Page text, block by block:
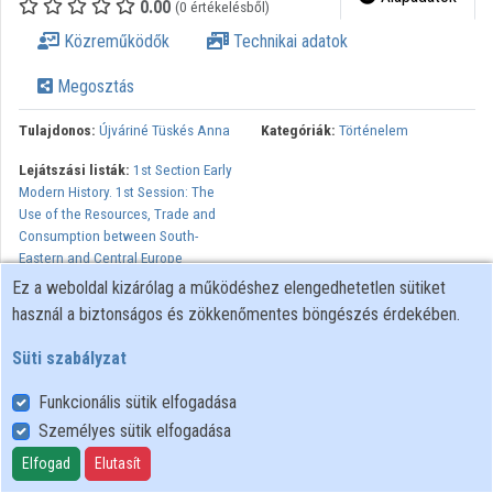
Közreműködők
0.00 (0 értékelésből)
Közreműködők Technikai adatok
Megosztás
Tulajdonos: Újváriné Tüskés Anna Kategóriák: Történelem
Lejátszási listák: 1st Section Early
Modern History. 1st Session: The
Use of the Resources, Trade and
Consumption between South-
Eastern and Central Europe
Economy and society in Central and Eastern Europe: Territory,
population, consumption. 1st Edition of the International
Conference. Alba Iulia, 25th-27th April 2013. Organised by Daniel
Minden jog fenntartva.
Ez a weboldal kizárólag a működéshez elengedhetetlen sütiket
használ a biztonságos és zökkenőmentes böngészés érdekében.
Süti szabályzat
Funkcionális sütik elfogadása
Személyes sütik elfogadása
Elfogad Elutasít